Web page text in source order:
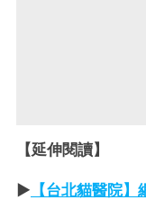
【延伸閱讀】
► 【台北貓醫院